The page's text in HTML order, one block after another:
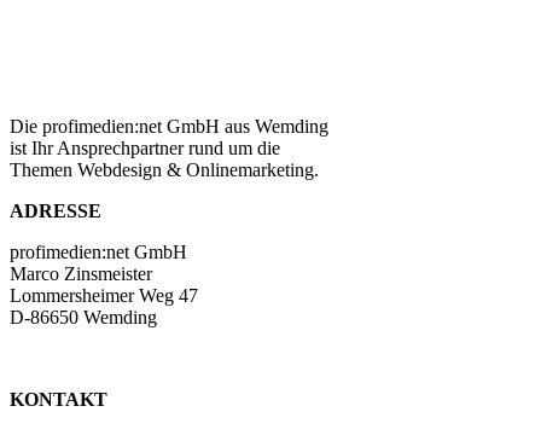
Die profimedien:net GmbH aus Wemding
ist Ihr Ansprechpartner rund um die
Themen Webdesign & Onlinemarketing.
ADRESSE
profimedien:net GmbH
Marco Zinsmeister
Lommersheimer Weg 47
D-86650 Wemding
KONTAKT